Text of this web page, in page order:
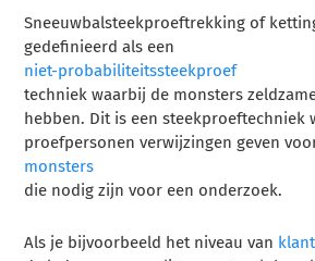
Sneeuwbalsteekproeftrekking of
gedefinieerd als een
niet-probabiliteitssteekproef
techniek waarbij de monsters
hebben. Dit is een steekproeftechniek
proefpersonen verwijzingen geven
monsters
die nodig zijn voor een onderzoek.
Als je bijvoorbeeld het niveau van